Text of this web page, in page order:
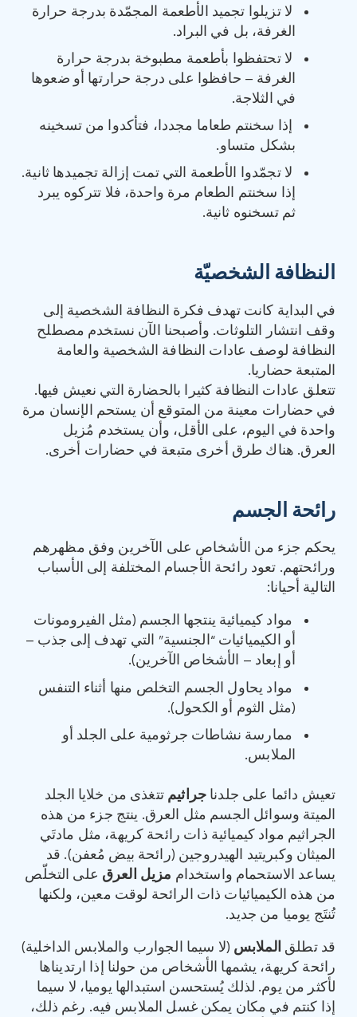
لا تزيلوا تجميد الأطعمة المجمّدة بدرجة حرارة
الغرفة، بل في البراد.
لا تحتفظوا بأطعمة مطبوخة بدرجة حرارة
الغرفة – حافظوا على درجة حرارتها أو ضعوها
في الثلاجة.
إذا سخنتم طعاما مجددا، فتأكدوا من تسخينه
بشكل متساو.
لا تجمّدوا الأطعمة التي تمت إزالة تجميدها ثانية.
إذا سخنتم الطعام مرة واحدة، فلا تتركوه يبرد
ثم تسخنوه ثانية.
النظافة الشخصيّة
في البداية كانت تهدف فكرة النظافة الشخصية إلى
وقف انتشار التلوثات. وأصبحنا الآن نستخدم مصطلح
النظافة لوصف عادات النظافة الشخصية والعامة
المتبعة حضاريا.
تتعلق عادات النظافة كثيرا بالحضارة التي نعيش فيها.
في حضارات معينة من المتوقع أن يستحم الإنسان مرة
واحدة في اليوم، على الأقل، وأن يستخدم مُزيل
العرق. هناك طرق أخرى متبعة في حضارات أخرى.
رائحة الجسم
يحكم جزء من الأشخاص على الآخرين وفق مظهرهم
ورائحتهم. تعود رائحة الأجسام المختلفة إلى الأسباب
التالية أحيانا:
مواد كيميائية ينتجها الجسم (مثل الفيرومونات
أو الكيميائيات “الجنسية” التي تهدف إلى جذب –
أو إبعاد – الأشخاص الآخرين).
مواد يحاول الجسم التخلص منها أثناء التنفس
(مثل الثوم أو الكحول).
ممارسة نشاطات جرثومية على الجلد أو
الملابس.
تعيش دائما على جلدناجراثيم تتغذى من خلايا الجلد
الميتة وسوائل الجسم مثل العرق. ينتج جزء من هذه
الجراثيم مواد كيميائية ذات رائحة كريهة، مثل مادتَي
الميثان وكبريتيد الهيدروجين (رائحة بيض مُعفن). قد
يساعد الاستحمام واستخدام مزيل العرق على التخلّص
من هذه الكيميائيات ذات الرائحة لوقت معين، ولكنها
تُنتَج يوميا من جديد.
قد تطلق الملابس (لا سيما الجوارب والملابس الداخلية)
رائحة كريهة، يشمها الأشخاص من حولنا إذا ارتديناها
لأكثر من يوم. لذلك يُستحسن استبدالها يوميا، لا سيما
إذا كنتم في مكان يمكن غسل الملابس فيه. رغم ذلك،